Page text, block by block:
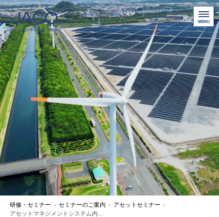
研修・セミナー - セミナーのご案内 - アセットセミナー -
アセットマネジメントシステム内部監査員養成コース２日
総合認証機関JACO 認証サイト
サービス案内
新規認証取得のお客様
他機関から切り替えたいお客様
ご利用にあたって
お問い合わせ
お客様専用ページ
アクセス
ニュース一覧
個人情報保護方針